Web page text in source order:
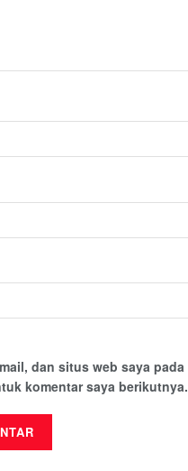
dan situs web saya pada
komentar saya berikutnya.